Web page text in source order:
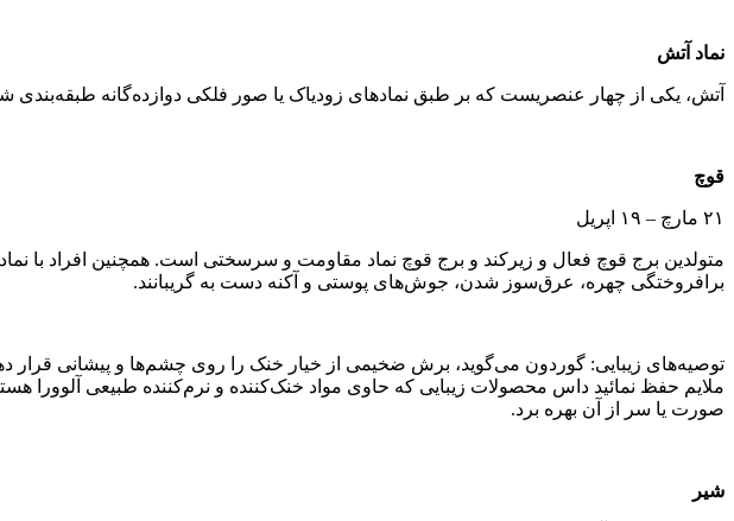
نماد آتش
آتش، یکی از چهار عنصریست که بر طبق نمادهای زودیاک یا صور فلکی دوازده‌گانه طبقه‌بندی
قوچ
۲۱ مارچ – ۱۹ اپریل
متولدین برج قوچ فعال و زیرکند و برج قوچ نماد مقاومت و سرسختی است. همچنین افراد با
برافروختگی چهره، عرق‌سوز شدن، جوش‌های پوستی و آکنه‌ دست به گریبانند.
توصیه‌های زیبایی: گوردون می‌گوید، برش ضخیمی از خیار خنک را روی چشم‌ها و پیشانی قرار
ملایم حفظ نمائید داس محصولات زیبایی که حاوی مواد خنک‌کننده‌ و نرم‌کننده‌ طبیعی آلوورا
صورت یا سر از آن بهره برد.
شیر